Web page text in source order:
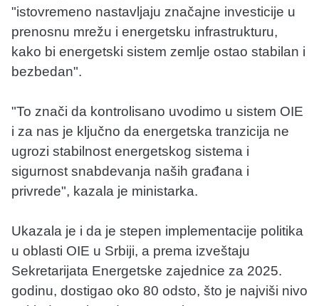
"istovremeno nastavljaju značajne investicije u
prenosnu mrežu i energetsku infrastrukturu,
kako bi energetski sistem zemlje ostao stabilan i
bezbedan".
"To znači da kontrolisano uvodimo u sistem OIE
i za nas je ključno da energetska tranzicija ne
ugrozi stabilnost energetskog sistema i
sigurnost snabdevanja naših građana i
privrede", kazala je ministarka.
Ukazala je i da je stepen implementacije politika
u oblasti OIE u Srbiji, a prema izveštaju
Sekretarijata Energetske zajednice za 2025.
godinu, dostigao oko 80 odsto, što je najviši nivo